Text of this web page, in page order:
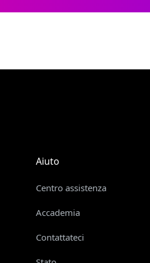
Aiuto
Centro assistenza
Accademia
Contattateci